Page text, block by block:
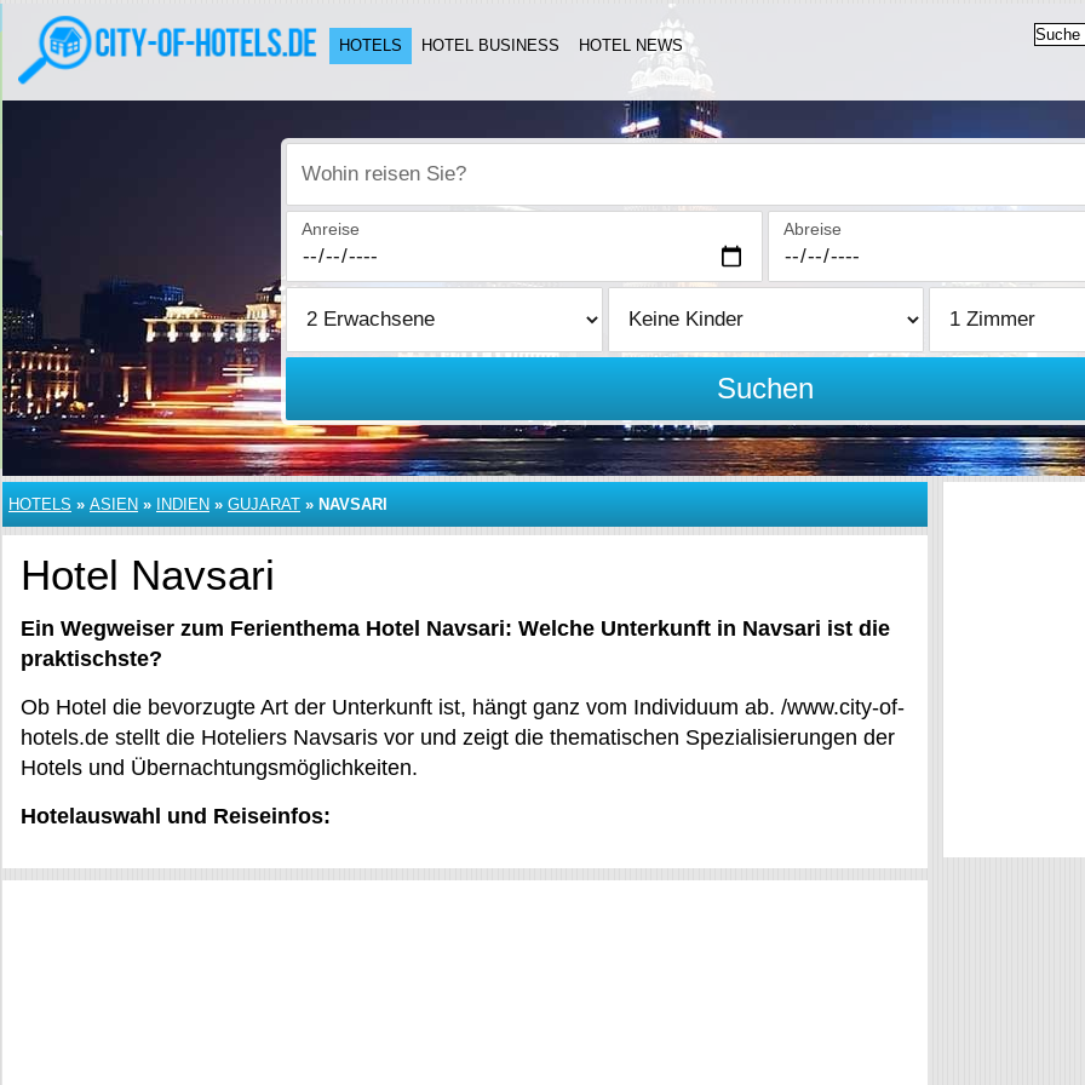
HOTELS HOTEL BUSINESS HOTEL NEWS
Wohin reisen Sie?
Anreise Abreise
Suchen
HOTELS » ASIEN » INDIEN » GUJARAT » NAVSARI
Hotel Navsari
Ein Wegweiser zum Ferienthema Hotel Navsari: Welche Unterkunft in Navsari ist die
praktischste?
Ob Hotel die bevorzugte Art der Unterkunft ist, hängt ganz vom Individuum ab. /www.city-of-
hotels.de stellt die Hoteliers Navsaris vor und zeigt die thematischen Spezialisierungen der
Hotels und Übernachtungsmöglichkeiten.
Hotelauswahl und Reiseinfos: